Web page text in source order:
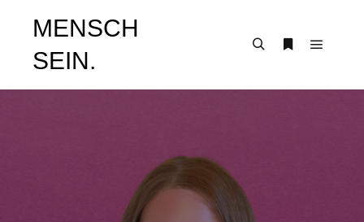
MENSCH
SEIN.